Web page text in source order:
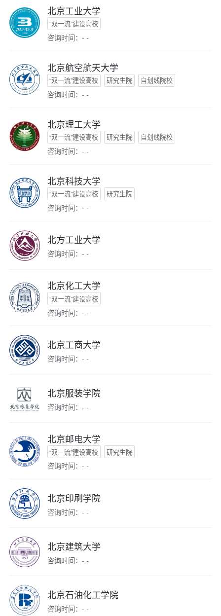
北京工业大学
“双一流”建设高校
咨询时间：- -
北京航空航天大学
“双一流”建设高校 研究生院 自划线院校
咨询时间：- -
北京理工大学
“双一流”建设高校 研究生院 自划线院校
咨询时间：- -
北京科技大学
“双一流”建设高校 研究生院
咨询时间：- -
北方工业大学
咨询时间：- -
北京化工大学
“双一流”建设高校
咨询时间：- -
北京工商大学
咨询时间：- -
北京服装学院
咨询时间：- -
北京邮电大学
“双一流”建设高校 研究生院
咨询时间：- -
北京印刷学院
咨询时间：- -
北京建筑大学
咨询时间：- -
北京石油化工学院
咨询时间：- -